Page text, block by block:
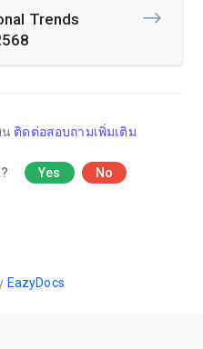
Trends
น ติดต่อสอบถามเพิ่มเติม
Yes No
EazyDocs